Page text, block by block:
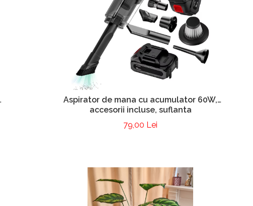
Aspirator de mana cu acumulator 60W,
accesorii incluse, suflanta
79,00 Lei